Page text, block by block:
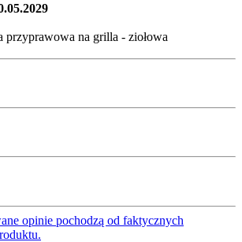
na grilla - ziołowa
opinie pochodzą od faktycznych